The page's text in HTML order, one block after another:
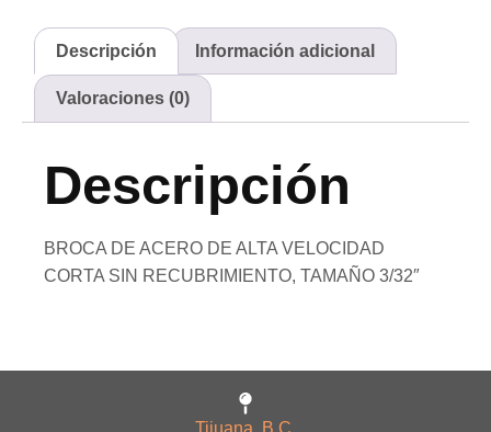
Descripción Información adicional
Valoraciones (0)
Descripción
BROCA DE ACERO DE ALTA VELOCIDAD
CORTA SIN RECUBRIMIENTO, TAMAÑO 3/32″